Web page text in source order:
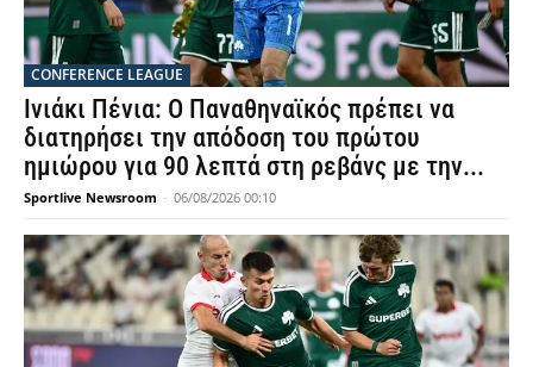
CONFERENCE LEAGUE
Ινιάκι Πένια: Ο Παναθηναϊκός πρέπει να
διατηρήσει την απόδοση του πρώτου
ημιώρου για 90 λεπτά στη ρεβάνς με την...
Sportlive Newsroom - 06/08/2026 00:10